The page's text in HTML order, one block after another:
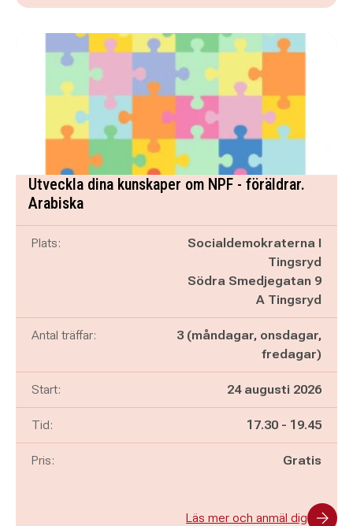
Utveckla dina kunskaper om NPF - föräldrar.
Arabiska
Plats:
Socialdemokraterna I
Tingsryd
Södra Smedjegatan 9
A Tingsryd
Antal träffar:
3 (måndagar, onsdagar,
fredagar)
Start: 24 augusti 2026
Tid: Pågår mellan
17.30 - och
19.45
Pris: Gratis
Läs mer och anmäl dig